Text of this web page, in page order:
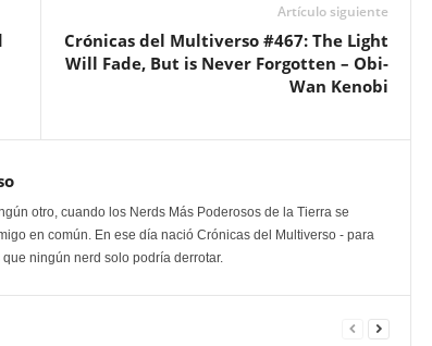
Artículo siguiente
Crónicas del Multiverso #467: The Light
Will Fade, But is Never Forgotten – Obi-
Wan Kenobi
otro, cuando los Nerds Más Poderosos de la Tierra se
en común. En ese día nació Crónicas del Multiverso - para
ningún nerd solo podría derrotar.